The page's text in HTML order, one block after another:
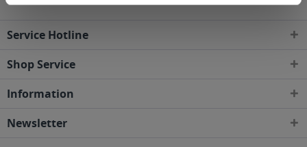
Service Hotline
Shop Service
Information
Newsletter